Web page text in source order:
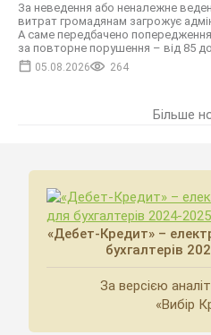
За неведення або неналежне
витрат громадянам загрожує
А саме передбачено
за повторне порушення – від 85
05.08.2026 264
Більше
«Дебет-Кредит» –
бухгалтерів
За версією
«Вибір